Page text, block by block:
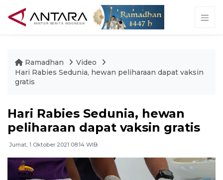
Ramadhan
Video
Hari Rabies Sedunia, hewan peliharaan dapat vaksin
gratis
Hari Rabies Sedunia, hewan
peliharaan dapat vaksin gratis
Jumat, 1 Oktober 2021 08:14 WIB